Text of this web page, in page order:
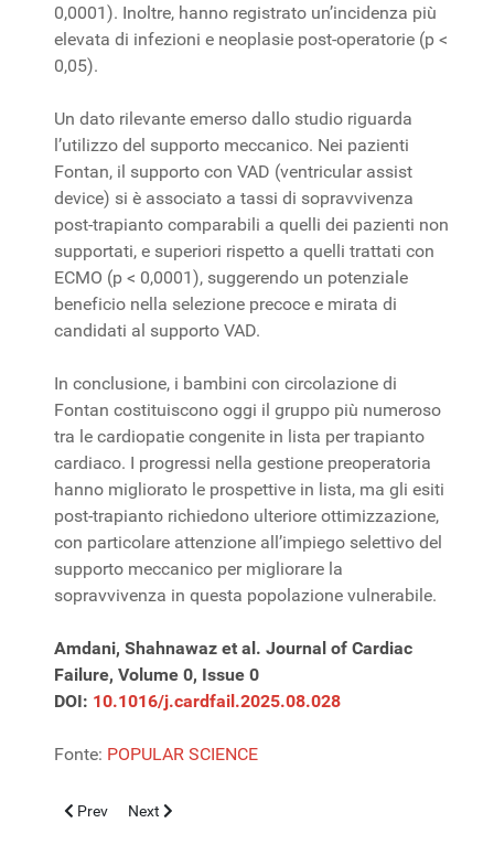
0,0001). Inoltre, hanno registrato un’incidenza più
elevata di infezioni e neoplasie post-operatorie (p <
0,05).
Un dato rilevante emerso dallo studio riguarda
l’utilizzo del supporto meccanico. Nei pazienti
Fontan, il supporto con VAD (ventricular assist
device) si è associato a tassi di sopravvivenza
post-trapianto comparabili a quelli dei pazienti non
supportati, e superiori rispetto a quelli trattati con
ECMO (p < 0,0001), suggerendo un potenziale
beneficio nella selezione precoce e mirata di
candidati al supporto VAD.
In conclusione, i bambini con circolazione di
Fontan costituiscono oggi il gruppo più numeroso
tra le cardiopatie congenite in lista per trapianto
cardiaco. I progressi nella gestione preoperatoria
hanno migliorato le prospettive in lista, ma gli esiti
post-trapianto richiedono ulteriore ottimizzazione,
con particolare attenzione all’impiego selettivo del
supporto meccanico per migliorare la
sopravvivenza in questa popolazione vulnerabile.
Amdani, Shahnawaz et al. Journal of Cardiac
Failure, Volume 0, Issue 0
DOI: 10.1016/j.cardfail.2025.08.028
Fonte: POPULAR SCIENCE
Previous article: Funzione sistolica dopo Fontan:
Prev Next article: Cardiomiopatia idiopatica: utile eseguire
Next